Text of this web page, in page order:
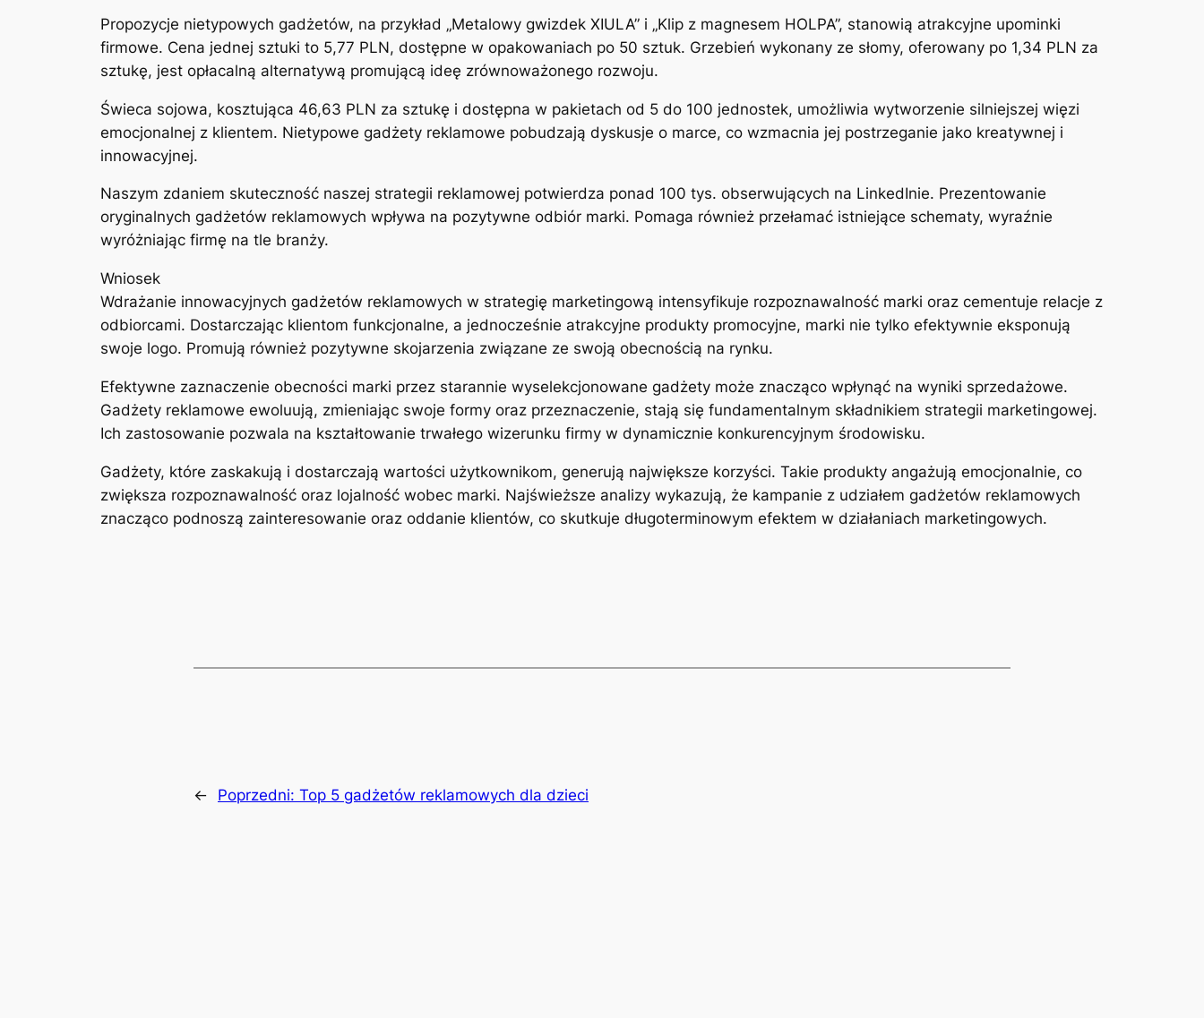
Propozycje nietypowych gadżetów, na przykład „Metalowy gwizdek XIULA” i „Klip z magnesem HOLPA”, stanowią atrakcyjne upominki
firmowe. Cena jednej sztuki to 5,77 PLN, dostępne w opakowaniach po 50 sztuk. Grzebień wykonany ze słomy, oferowany po 1,34 PLN za
sztukę, jest opłacalną alternatywą promującą ideę zrównoważonego rozwoju.
Świeca sojowa, kosztująca 46,63 PLN za sztukę i dostępna w pakietach od 5 do 100 jednostek, umożliwia wytworzenie silniejszej więzi
emocjonalnej z klientem. Nietypowe gadżety reklamowe pobudzają dyskusje o marce, co wzmacnia jej postrzeganie jako kreatywnej i
innowacyjnej.
Naszym zdaniem skuteczność naszej strategii reklamowej potwierdza ponad 100 tys. obserwujących na LinkedInie. Prezentowanie
oryginalnych gadżetów reklamowych wpływa na pozytywne odbiór marki. Pomaga również przełamać istniejące schematy, wyraźnie
wyróżniając firmę na tle branży.
Wniosek
Wdrażanie innowacyjnych gadżetów reklamowych w strategię marketingową intensyfikuje rozpoznawalność marki oraz cementuje relacje z
odbiorcami. Dostarczając klientom funkcjonalne, a jednocześnie atrakcyjne produkty promocyjne, marki nie tylko efektywnie eksponują
swoje logo. Promują również pozytywne skojarzenia związane ze swoją obecnością na rynku.
Efektywne zaznaczenie obecności marki przez starannie wyselekcjonowane gadżety może znacząco wpłynąć na wyniki sprzedażowe.
Gadżety reklamowe ewoluują, zmieniając swoje formy oraz przeznaczenie, stają się fundamentalnym składnikiem strategii marketingowej.
Ich zastosowanie pozwala na kształtowanie trwałego wizerunku firmy w dynamicznie konkurencyjnym środowisku.
Gadżety, które zaskakują i dostarczają wartości użytkownikom, generują największe korzyści. Takie produkty angażują emocjonalnie, co
zwiększa rozpoznawalność oraz lojalność wobec marki. Najświeższe analizy wykazują, że kampanie z udziałem gadżetów reklamowych
znacząco podnoszą zainteresowanie oraz oddanie klientów, co skutkuje długoterminowym efektem w działaniach marketingowych.
← Poprzedni: Top 5 gadżetów reklamowych dla dzieci